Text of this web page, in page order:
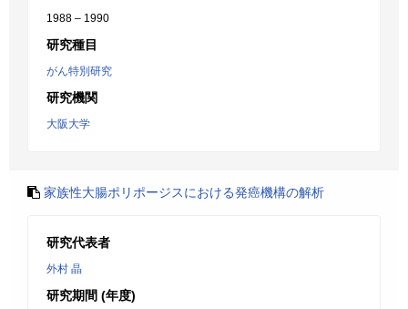
1988 – 1990
研究種目
がん特別研究
研究機関
大阪大学
家族性大腸ポリポージスにおける発癌機構の解析
研究代表者
外村 晶
研究期間 (年度)